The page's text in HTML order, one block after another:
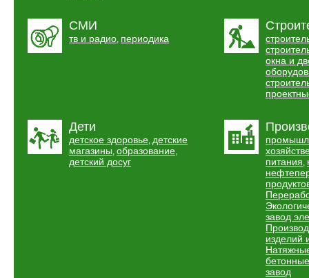
СМИ
тв и радио, периодика
окна и
Дети
детское здоровье, детские
магазины, образование,
детский досуг
питания,
завод
изделий
завод